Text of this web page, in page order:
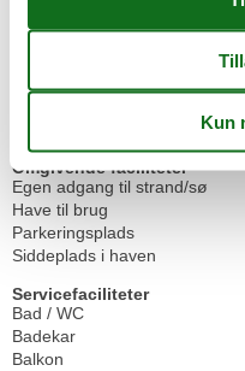
Ikke-ryger hus
Omgivende faciliteter
Egen adgang til strand/sø
Have til brug
Parkeringsplads
Siddeplads i haven
Servicefaciliteter
Bad / WC
Badekar
Balkon